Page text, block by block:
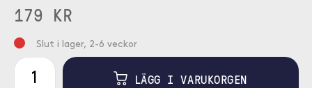
179 KR
Slut i lager, 2-6 veckor
LÄGG I VARUKORGEN